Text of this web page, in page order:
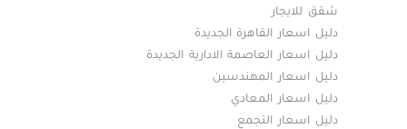
شقق للايجار
دليل اسعار القاهرة الجديدة
دليل اسعار العاصمة الادارية الجديدة
دليل اسعار المهندسين
دليل اسعار المعادي
دليل اسعار التجمع